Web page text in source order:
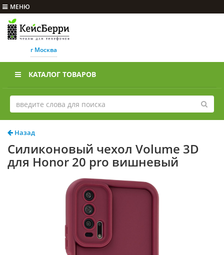
МЕНЮ
г Москва
КАТАЛОГ ТОВАРОВ
Назад
Силиконовый чехол Volume 3D
для Honor 20 pro вишневый